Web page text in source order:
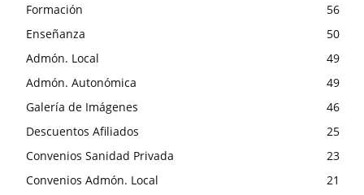
Formación
56
Enseñanza
50
Admón. Local
49
Admón. Autonómica
49
Galería de Imágenes
46
Descuentos Afiliados
25
Convenios Sanidad Privada
23
Convenios Admón. Local
21